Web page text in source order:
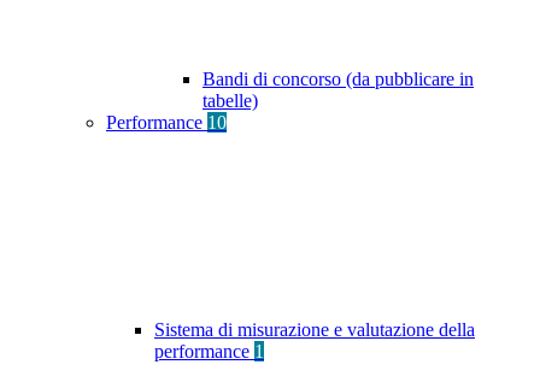
Bandi di concorso (da pubblicare in
tabelle)
Performance 10
Sistema di misurazione e valutazione della
performance 1